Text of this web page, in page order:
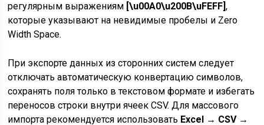
регулярным выражениям [\u00A0\u200B\uFEFF],
которые указывают на невидимые пробелы и Zero
Width Space.
При экспорте данных из сторонних систем следует
отключать автоматическую конвертацию символов,
сохранять поля только в текстовом формате и избегать
переносов строки внутри ячеек CSV. Для массового
импорта рекомендуется использовать Excel → CSV →